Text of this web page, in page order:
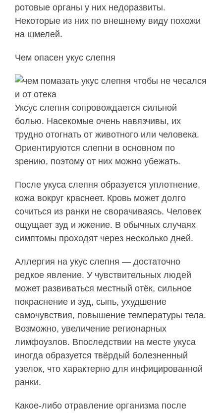
ротовые органы у них недоразвиты.
Некоторые из них по внешнему виду похожи
на шмелей.
Чем опасен укус слепня
Уксус слепня сопровождается сильной
болью. Насекомые очень навязчивы, их
трудно отогнать от животного или человека.
Ориентируются слепни в основном по
зрению, поэтому от них можно убежать.
После укуса слепня образуется уплотнение,
кожа вокруг краснеет. Кровь может долго
сочиться из ранки не сворачиваясь. Человек
ощущает зуд и жжение. В обычных случаях
симптомы проходят через несколько дней.
Аллергия на укус слепня — достаточно
редкое явление. У чувствительных людей
может развиваться местный отёк, сильное
покраснение и зуд, сыпь, ухудшение
самочувствия, повышение температуры тела.
Возможно, увеличение регионарных
лимфоузлов. Впоследствии на месте укуса
иногда образуется твёрдый болезненный
узелок, что характерно для инфицированной
ранки.
Какое-либо отравление организма после